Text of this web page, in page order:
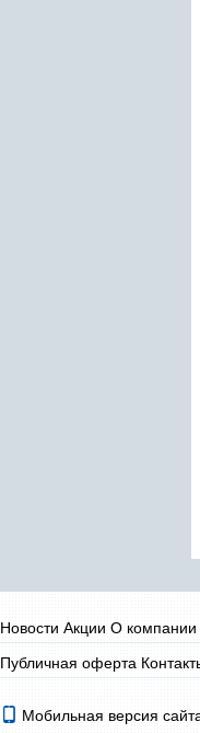
Новости Акции О компании
Публичная оферта
Мобильная версия